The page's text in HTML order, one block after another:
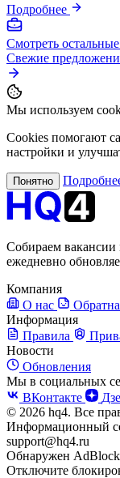
Подробнее
Смотреть
Свежие
Мы используем
Cookies помогают
настройки и
Понятно
Собираем вакансии
ежедневно
Компания
О нас
Информация
Правила
Новости
Обновления
Мы в социальных
ВКонтакте
© 2026 hq4. Все
Информационный
support@hq4.ru
Обнаружен AdBlock
Отключите